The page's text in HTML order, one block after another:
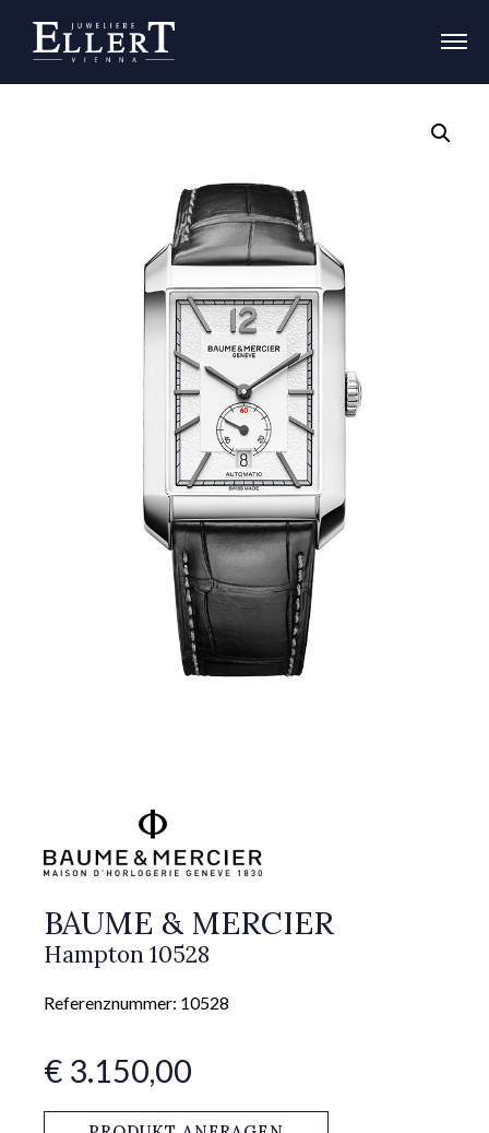
BAUME & MERCIER
Hampton 10528
Referenznummer: 10528
€ 3.150,00